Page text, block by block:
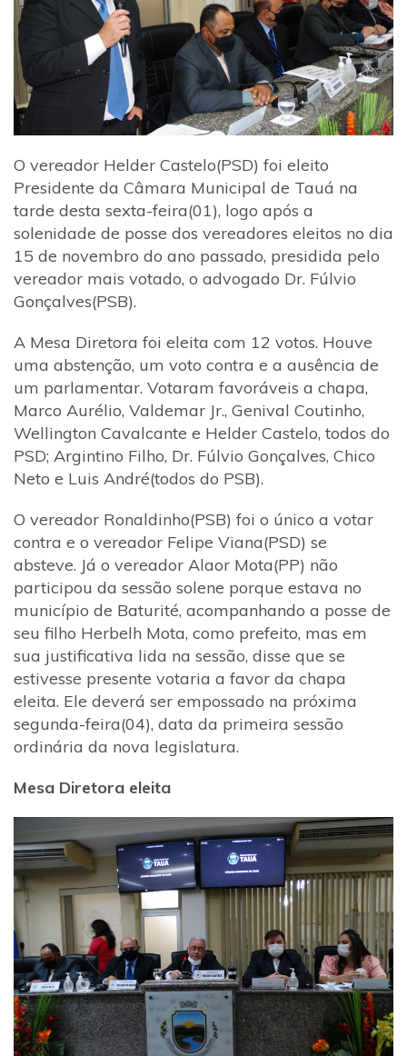
O vereador Helder Castelo(PSD) foi eleito
Presidente da Câmara Municipal de Tauá na
tarde desta sexta-feira(01), logo após a
solenidade de posse dos vereadores eleitos no dia
15 de novembro do ano passado, presidida pelo
vereador mais votado, o advogado Dr. Fúlvio
Gonçalves(PSB).
A Mesa Diretora foi eleita com 12 votos. Houve
uma abstenção, um voto contra e a ausência de
um parlamentar. Votaram favoráveis a chapa,
Marco Aurélio, Valdemar Jr., Genival Coutinho,
Wellington Cavalcante e Helder Castelo, todos do
PSD; Argintino Filho, Dr. Fúlvio Gonçalves, Chico
Neto e Luis André(todos do PSB).
O vereador Ronaldinho(PSB) foi o único a votar
contra e o vereador Felipe Viana(PSD) se
absteve. Já o vereador Alaor Mota(PP) não
participou da sessão solene porque estava no
município de Baturité, acompanhando a posse de
seu filho Herbelh Mota, como prefeito, mas em
sua justificativa lida na sessão, disse que se
estivesse presente votaria a favor da chapa
eleita. Ele deverá ser empossado na próxima
segunda-feira(04), data da primeira sessão
ordinária da nova legislatura.
Mesa Diretora eleita